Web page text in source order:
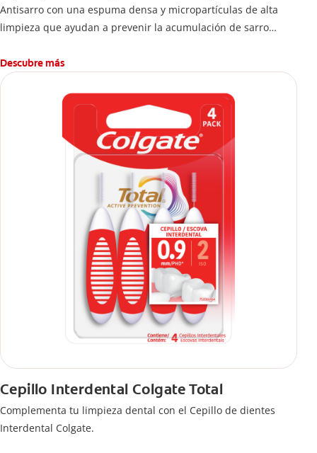
Antisarro con una espuma densa y micropartículas de alta
limpieza que ayudan a prevenir la acumulación de sarro
Descubre más
Cepillo Interdental Colgate Total
Complementa tu limpieza dental con el Cepillo de dientes
Interdental Colgate.